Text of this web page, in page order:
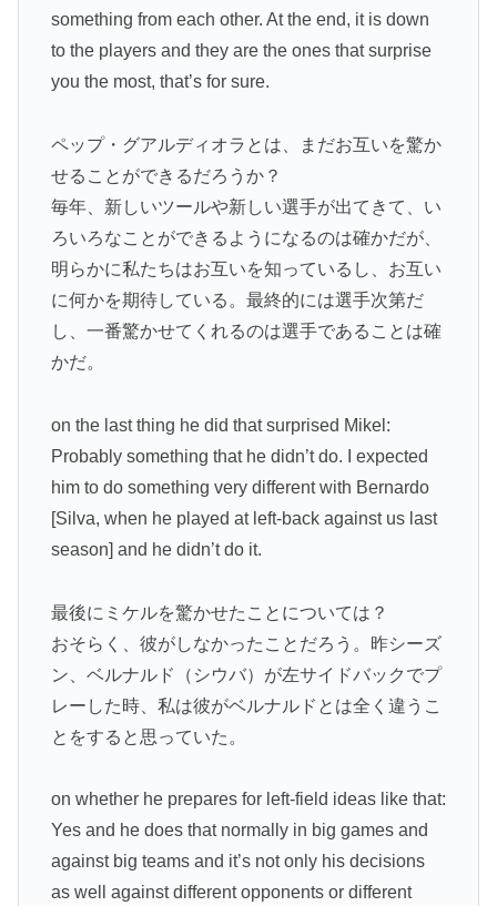
something from each other. At the end, it is down
to the players and they are the ones that surprise
you the most, that’s for sure.
ペップ・グアルディオラとは、まだお互いを驚か
せることができるだろうか？
毎年、新しいツールや新しい選手が出てきて、い
ろいろなことができるようになるのは確かだが、
明らかに私たちはお互いを知っているし、お互い
に何かを期待している。最終的には選手次第だ
し、一番驚かせてくれるのは選手であることは確
かだ。
on the last thing he did that surprised Mikel:
Probably something that he didn’t do. I expected
him to do something very different with Bernardo
[Silva, when he played at left-back against us last
season] and he didn’t do it.
最後にミケルを驚かせたことについては？
おそらく、彼がしなかったことだろう。昨シーズ
ン、ベルナルド（シウバ）が左サイドバックでプ
レーした時、私は彼がベルナルドとは全く違うこ
とをすると思っていた。
on whether he prepares for left-field ideas like that:
Yes and he does that normally in big games and
against big teams and it’s not only his decisions
as well against different opponents or different